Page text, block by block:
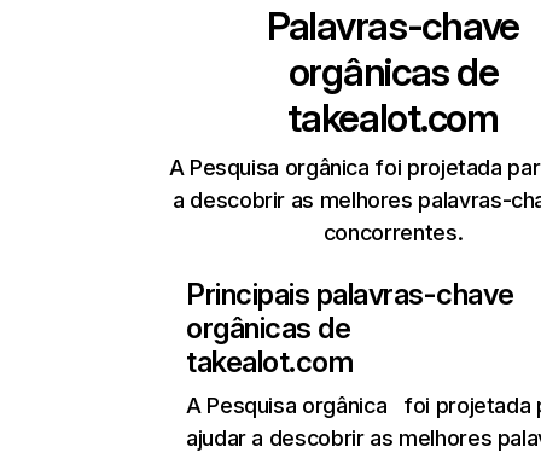
Palavras-chave
orgânicas de
takealot.com
A Pesquisa orgânica foi projetada
a descobrir as melhores palavras-
concorrentes.
Principais palavras-chave
orgânicas de
takealot.com
A Pesquisa orgânica foi projetada
ajudar a descobrir as melhores